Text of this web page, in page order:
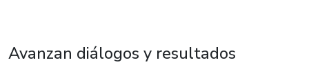
Avanzan diálogos y resultados